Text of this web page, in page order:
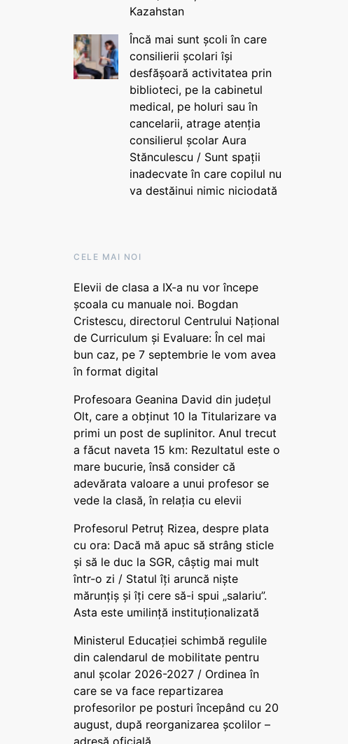
Kazahstan
Încă mai sunt școli în care
consilierii școlari își
desfășoară activitatea prin
biblioteci, pe la cabinetul
medical, pe holuri sau în
cancelarii, atrage atenția
consilierul școlar Aura
Stănculescu / Sunt spații
inadecvate în care copilul nu
va destăinui nimic niciodată
CELE MAI NOI
Elevii de clasa a IX-a nu vor începe
școala cu manuale noi. Bogdan
Cristescu, directorul Centrului Național
de Curriculum și Evaluare: În cel mai
bun caz, pe 7 septembrie le vom avea
în format digital
Profesoara Geanina David din județul
Olt, care a obținut 10 la Titularizare va
primi un post de suplinitor. Anul trecut
a făcut naveta 15 km: Rezultatul este o
mare bucurie, însă consider că
adevărata valoare a unui profesor se
vede la clasă, în relația cu elevii
Profesorul Petruț Rizea, despre plata
cu ora: Dacă mă apuc să strâng sticle
și să le duc la SGR, câștig mai mult
într-o zi / Statul îți aruncă niște
mărunțiș și îți cere să-i spui „salariu”.
Asta este umilință instituționalizată
Ministerul Educației schimbă regulile
din calendarul de mobilitate pentru
anul școlar 2026-2027 / Ordinea în
care se va face repartizarea
profesorilor pe posturi începând cu 20
august, după reorganizarea școlilor –
adresă oficială